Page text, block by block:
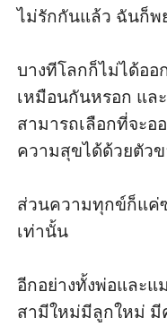
ไม่รักกันแล้ว ฉันก็พ
บางทีโลกก็ไม่ได้อ
เหมือนกันหรอก แล
สามารถเลือกที่จะอ
ความสุขได้ด้วยตัวข
ส่วนความทุกข์ก็แค่
เท่านั้น
อีกอย่างทั้งพ่อและแ
สามีใหม่มีลูกใหม่